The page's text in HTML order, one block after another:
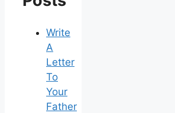
Write
A
Letter
To
Your
Father